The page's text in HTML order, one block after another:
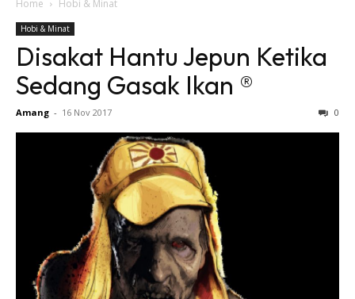
Home Hobi & Minat
Hobi & Minat
Disakat Hantu Jepun Ketika
Sedang Gasak Ikan ®
Amang - 16 Nov 2017 0